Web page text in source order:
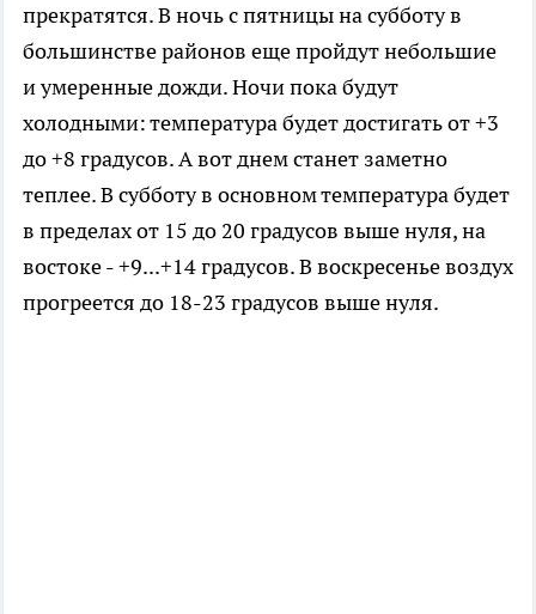
прекратятся. В ночь с пятницы на субботу в
большинстве районов еще пройдут небольшие
и умеренные дожди. Ночи пока будут
холодными: температура будет достигать от +3
до +8 градусов. А вот днем станет заметно
теплее. В субботу в основном температура будет
в пределах от 15 до 20 градусов выше нуля, на
востоке - +9...+14 градусов. В воскресенье воздух
прогреется до 18-23 градусов выше нуля.